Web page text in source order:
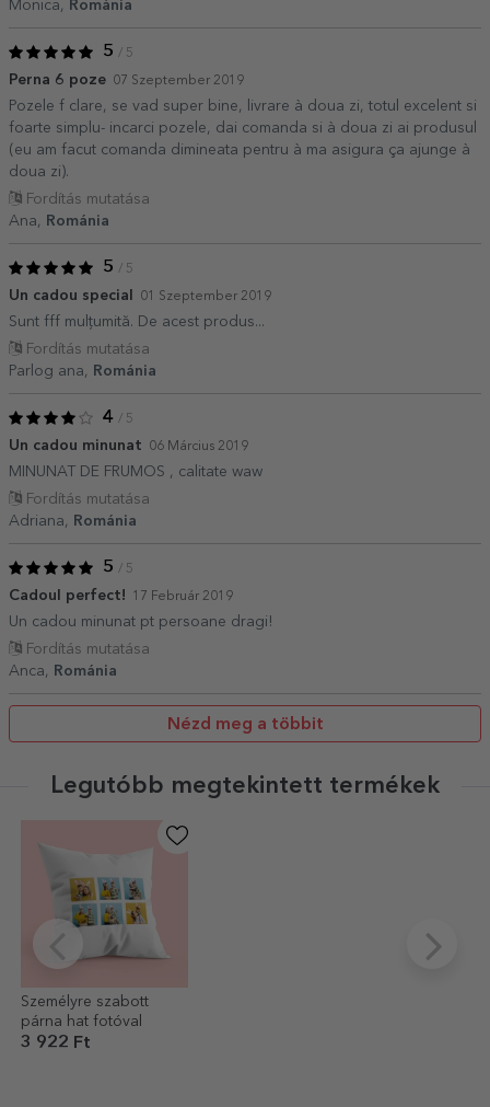
Monica,
Románia
5 / 5
Perna 6 poze 07 Szeptember 2019
Pozele f clare, se vad super bine, livrare à doua zi, totul excelent si
foarte simplu- incarci pozele, dai comanda si à doua zi ai produsul
(eu am facut comanda dimineata pentru à ma asigura ça ajunge à
doua zi).
Fordítás mutatása
Ana,
Románia
5 / 5
Un cadou special 01 Szeptember 2019
Sunt fff mulțumită. De acest produs...
Fordítás mutatása
Parlog ana,
Románia
4 / 5
Un cadou minunat 06 Március 2019
MINUNAT DE FRUMOS , calitate waw
Fordítás mutatása
Adriana,
Románia
5 / 5
Cadoul perfect! 17 Február 2019
Un cadou minunat pt persoane dragi!
Fordítás mutatása
Anca,
Románia
Nézd meg a többit
Legutóbb megtekintett termékek
Személyre szabott
párna hat fotóval
3 922 Ft